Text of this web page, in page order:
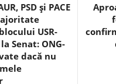
PSD și PACE
USR-
Senat: ONG-
dacă nu